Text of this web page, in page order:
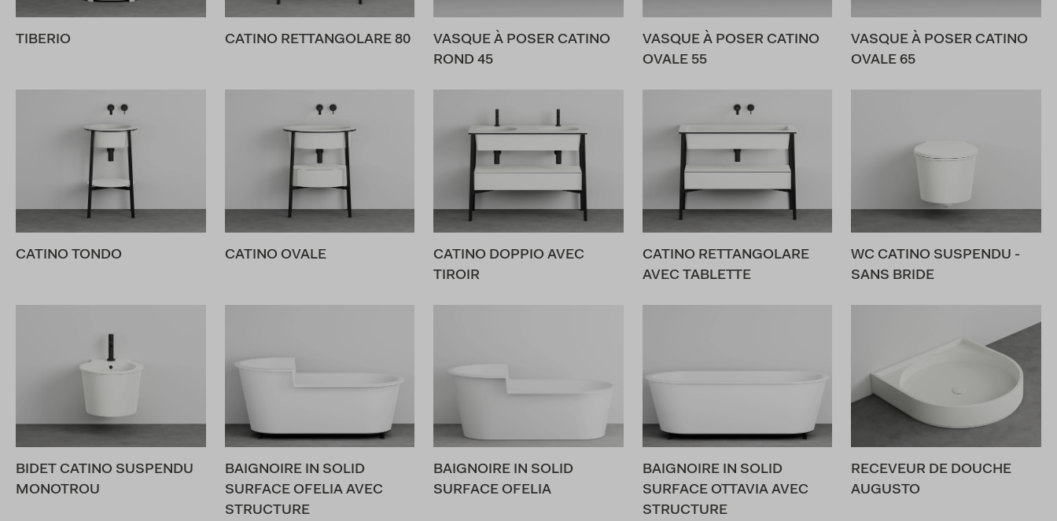
TIBERIO CATINO RETTANGOLARE 80
VASQUE À POSER CATINO
ROND 45
VASQUE À POSER CATINO
OVALE 55
VASQUE À POSER CATINO
OVALE 65
CATINO TONDO CATINO OVALE
CATINO DOPPIO AVEC
TIROIR
CATINO RETTANGOLARE
AVEC TABLETTE
WC CATINO SUSPENDU -
SANS BRIDE
BIDET CATINO SUSPENDU
MONOTROU
BAIGNOIRE IN SOLID
SURFACE OFELIA AVEC
STRUCTURE
BAIGNOIRE IN SOLID
SURFACE OFELIA
BAIGNOIRE IN SOLID
SURFACE OTTAVIA AVEC
STRUCTURE
RECEVEUR DE DOUCHE
AUGUSTO